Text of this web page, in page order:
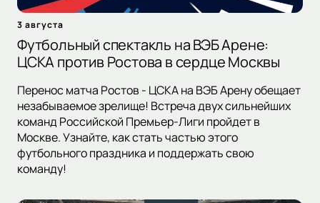
3 августа
Футбольный спектакль на ВЭБ Арене:
ЦСКА против Ростова в сердце Москвы
Перенос матча Ростов - ЦСКА на ВЭБ Арену обещает
незабываемое зрелище! Встреча двух сильнейших
команд Российской Премьер-Лиги пройдет в
Москве. Узнайте, как стать частью этого
футбольного праздника и поддержать свою
команду!